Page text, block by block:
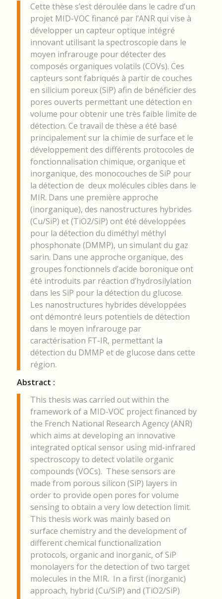
Cette thèse s’est déroulée dans le cadre d’un
projet MID-VOC financé par l’ANR qui vise à
développer un capteur optique intégré
innovant utilisant la spectroscopie dans le
moyen infrarouge pour détecter des
composés organiques volatils (COVs). Ces
capteurs sont fabriqués à partir de couches
en silicium poreux (SiP) afin de bénéficier des
pores ouverts permettant une détection en
volume pour obtenir une très faible limite de
détection. Ce travail de thèse a été basé
principalement sur la chimie de surface et le
développement des différents protocoles de
fonctionnalisation chimique, organique et
inorganique, des monocouches de SiP pour
la détection de deux molécules cibles dans le
MIR. Dans une première approche
(inorganique), des nanostructures hybrides
(Cu/SiP) et (TiO2/SiP) ont été développées
pour la détection du diméthyl méthyl
phosphonate (DMMP), un simulant du gaz
sarin. Dans une approche organique, des
groupes fonctionnels d’acide boronique ont
été introduits par réaction d’hydrosilylation
dans les SiP pour la détection du glucose.
Les nanostructures hybrides développées
ont démontré leurs potentiels de détection
dans le moyen infrarouge par
caractérisation FT-IR, permettant la
détection du DMMP et de glucose dans cette
région.
Abstract :
This thesis was carried out within the
framework of a MID-VOC project financed by
the French National Research Agency (ANR)
which aims at developing an innovative
integrated optical sensor using mid-infrared
spectroscopy to detect volatile organic
compounds (VOCs). These sensors are
made from porous silicon (SiP) layers in
order to provide open pores for volume
sensing to obtain a very low detection limit.
This thesis work was mainly based on
surface chemistry and the development of
different chemical functionalization
protocols, organic and inorganic, of SiP
monolayers for the detection of two target
molecules in the MIR. In a first (inorganic)
approach, hybrid (Cu/SiP) and (TiO2/SiP)